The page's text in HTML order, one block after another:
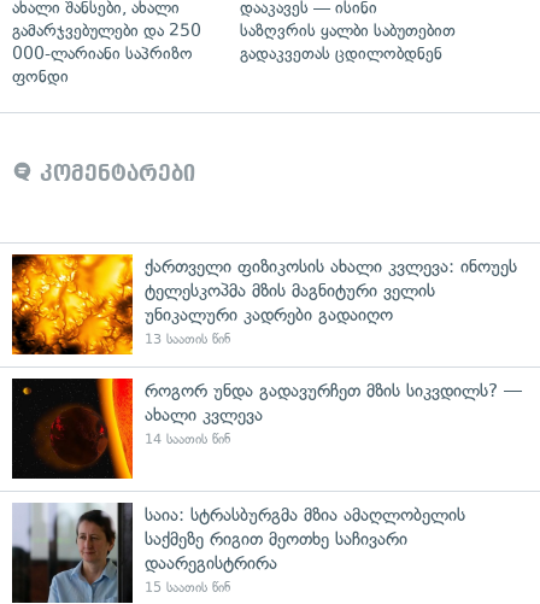
ახალი შანსები, ახალი
გამარჯვებულები და 250
000-ლარიანი საპრიზო
ფონდი
დააკავეს — ისინი
საზღვრის ყალბი საბუთებით
გადაკვეთას ცდილობდნენ
კომენტარები
ქართველი ფიზიკოსის ახალი კვლევა: ინოუეს
ტელესკოპმა მზის მაგნიტური ველის
უნიკალური კადრები გადაიღო
13 საათის წინ
როგორ უნდა გადავურჩეთ მზის სიკვდილს? —
ახალი კვლევა
14 საათის წინ
საია: სტრასბურგმა მზია ამაღლობელის
საქმეზე რიგით მეოთხე საჩივარი
დაარეგისტრირა
15 საათის წინ